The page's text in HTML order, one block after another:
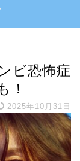
ビ恐怖症
！
2025年10月31日